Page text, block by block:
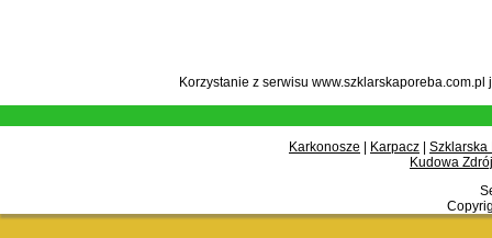
Korzystanie z serwisu
Karkonosze Karpacz
Szklarska
Kudowa